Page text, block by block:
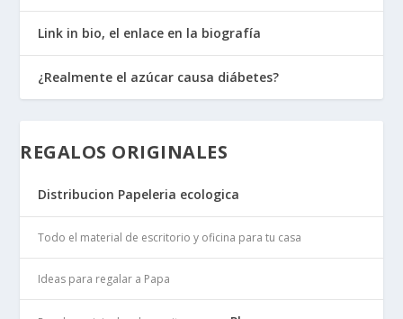
Link in bio, el enlace en la biografía
¿Realmente el azúcar causa diábetes?
REGALOS ORIGINALES
Distribucion Papeleria ecologica
Todo el material de escritorio y oficina para tu casa
Ideas para regalar a Papa